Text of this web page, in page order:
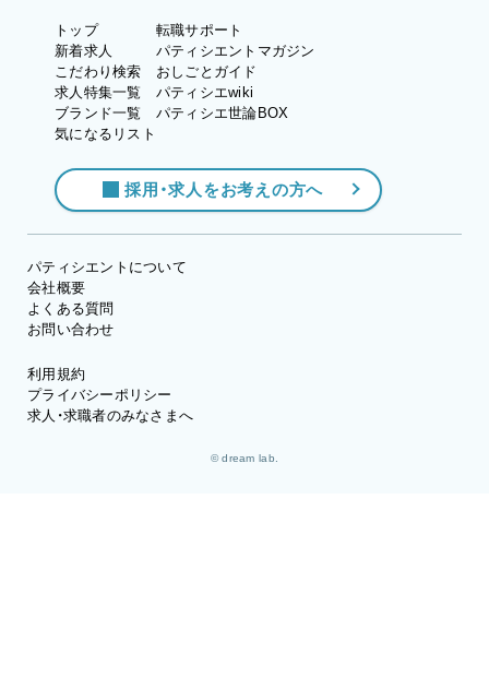
トップ
新着求人
こだわり検索
求人特集一覧
ブランド一覧
気になるリスト
転職サポート
パティシエントマガジン
おしごとガイド
パティシエwiki
パティシエ世論BOX
採用・求人をお考えの方へ
パティシエントについて
会社概要
よくある質問
お問い合わせ
利用規約
プライバシーポリシー
求人・求職者のみなさまへ
© dream lab.